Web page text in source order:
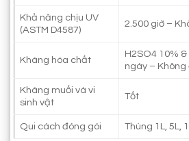
Khả năng chịu UV
(ASTM D4587)
2.500 giờ –
Kháng hóa chất
H2SO4 10%
ngày – Không
Kháng muối và vi
sinh vật
Tốt
Qui cách đóng gói Thùng 1L, 5L,